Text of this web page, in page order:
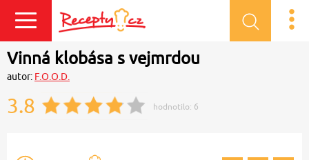
Vinná klobása s vejmrdou
autor: F.O.O.D.
3.8 hodnotilo: 6